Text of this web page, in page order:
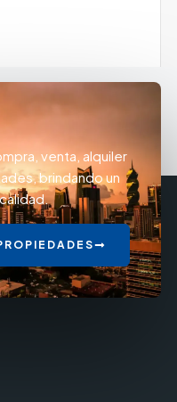
venta, alquiler
brindando un